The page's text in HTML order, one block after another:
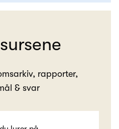
rapporter,
& svar